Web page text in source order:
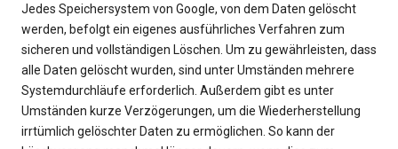
Jedes Speichersystem von Google, von dem Daten gelöscht
werden, befolgt ein eigenes ausführliches Verfahren zum
sicheren und vollständigen Löschen. Um zu gewährleisten, dass
alle Daten gelöscht wurden, sind unter Umständen mehrere
Systemdurchläufe erforderlich. Außerdem gibt es unter
Umständen kurze Verzögerungen, um die Wiederherstellung
irrtümlich gelöschter Daten zu ermöglichen. So kann der